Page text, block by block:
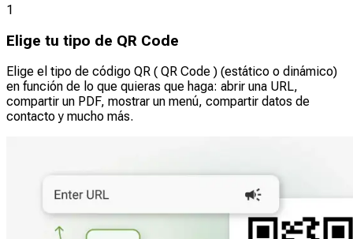
1
Elige tu tipo de QR Code
Elige el tipo de código QR ( QR Code ) (estático o dinámico)
en función de lo que quieras que haga: abrir una URL,
compartir un PDF, mostrar un menú, compartir datos de
contacto y mucho más.